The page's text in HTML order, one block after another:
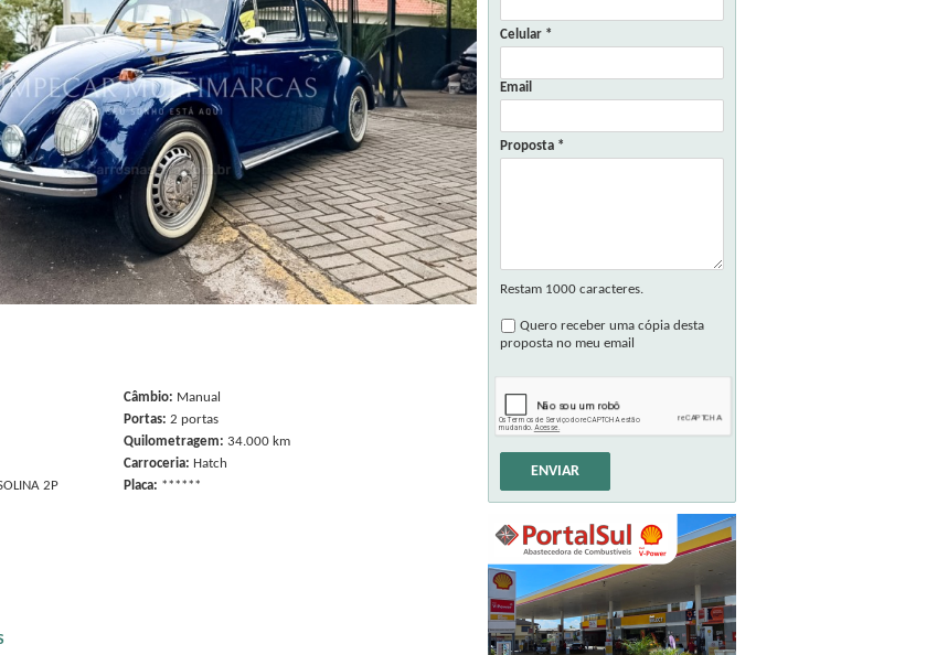
2P
Câmbio: Manual
Portas: 2 portas
Quilometragem: 34.000 km
Carroceria: Hatch
Placa: ******
Celular *
Email
Proposta *
Restam 1000 caracteres.
Quero receber uma cópia desta
proposta no meu email